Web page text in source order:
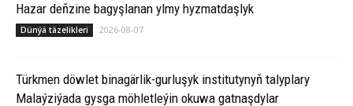
Hazar deňzine bagyşlanan ylmy hyzmatdaşlyk
Dünýä täzelikleri 2026-08-07
Türkmen döwlet binagärlik-gurluşyk institutynyň talyplary
Malaýziýada gysga möhletleýin okuwa gatnaşdylar